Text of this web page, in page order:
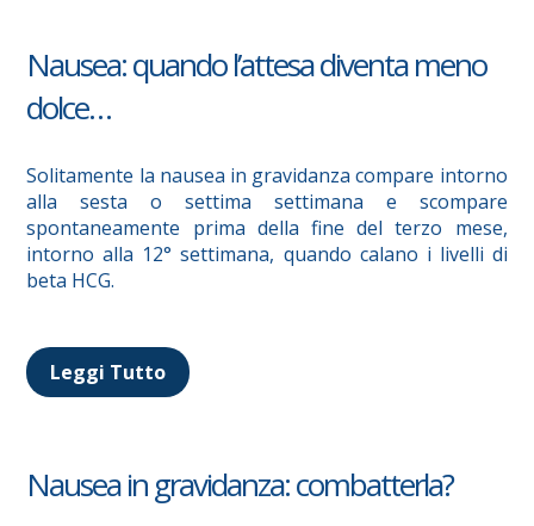
Nausea: quando l’attesa diventa meno
dolce…
Solitamente la nausea in gravidanza compare intorno
alla sesta o settima settimana e scompare
spontaneamente prima della fine del terzo mese,
intorno alla 12° settimana, quando calano i livelli di
beta HCG.
Leggi Tutto
Nausea in gravidanza: combatterla?